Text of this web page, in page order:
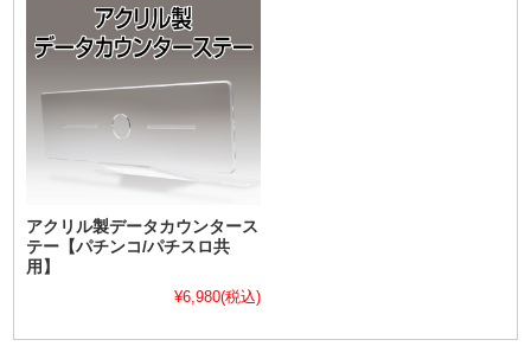
アクリル製データカウンタース
テー【パチンコ/パチスロ共
用】
¥6,980(税込)